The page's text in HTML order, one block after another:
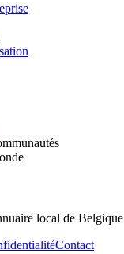
local de Belgique
Contact